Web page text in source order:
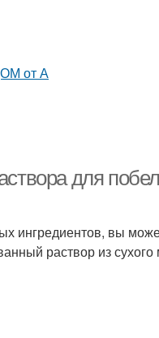
для
ингредиентов, вы
раствор из сухого